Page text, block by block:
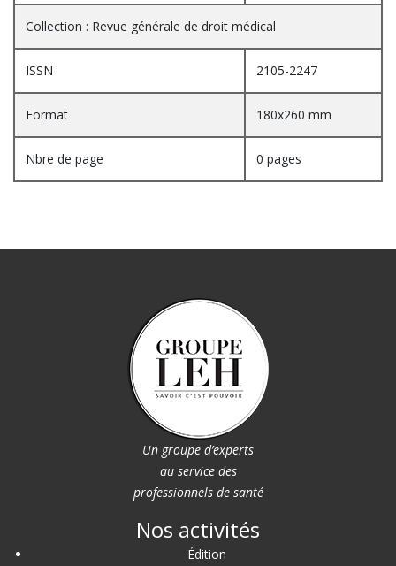
Collection : Revue générale de droit médical
ISSN 2105-2247
Format 180x260 mm
Nbre de page 0 pages
Un groupe d’experts
au service des
professionnels de santé
Nos activités
Édition